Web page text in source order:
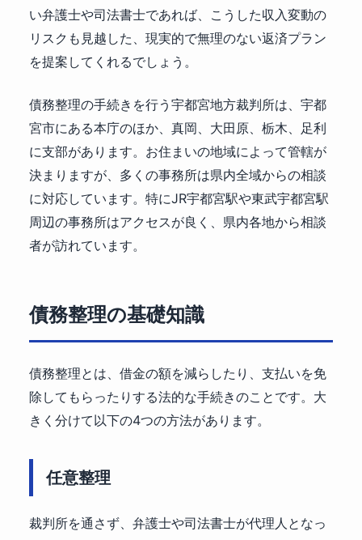
い弁護士や司法書士であれば、こうした収入変動の
リスクも見越した、現実的で無理のない返済プラン
を提案してくれるでしょう。
債務整理の手続きを行う宇都宮地方裁判所は、宇都
宮市にある本庁のほか、真岡、大田原、栃木、足利
に支部があります。お住まいの地域によって管轄が
決まりますが、多くの事務所は県内全域からの相談
に対応しています。特にJR宇都宮駅や東武宇都宮駅
周辺の事務所はアクセスが良く、県内各地から相談
者が訪れています。
債務整理の基礎知識
債務整理とは、借金の額を減らしたり、支払いを免
除してもらったりする法的な手続きのことです。大
きく分けて以下の4つの方法があります。
任意整理
裁判所を通さず、弁護士や司法書士が代理人となっ